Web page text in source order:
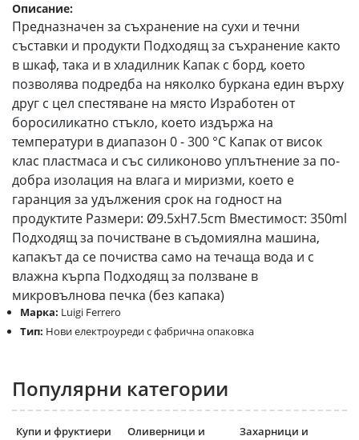
Описание:
Предназначен за съхранение на сухи и течни
съставки и продукти Подходящ за съхранение както
в шкаф, така и в хладилник Капак с борд, което
позволява подредба на няколко буркана един върху
друг с цел спестяване на място Изработен от
боросиликатно стъкло, което издържа на
температури в диапазон 0 - 300 °С Капак от висок
клас пластмаса и със силиконово уплътнение за по-
добра изолация на влага и миризми, което е
гаранция за удължения срок на годност на
продуктите Размери: Ø9.5xH7.5cm Вместимост: 350ml
Подходящ за почистване в съдомиялна машина,
капакът да се почиства само на течаща вода и с
влажна кърпа Подходящ за ползване в
микровълнова печка (без капака)
Марка: Luigi Ferrero
Тип: Нови електроуреди с фабрична опаковка
Популярни категории
Купи и фруктиери
Оливерници и
Захарници и